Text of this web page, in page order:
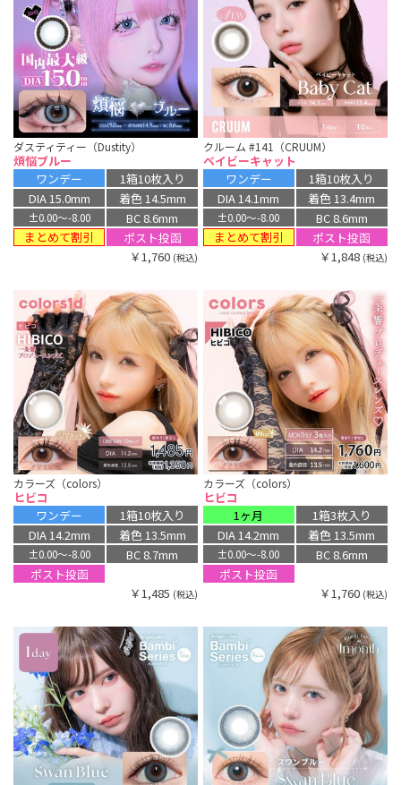
ダスティティー（Dustity）
煩悩ブルー
ワンデー
1箱10枚入り
DIA 15.0mm
着色 14.5mm
±0.00〜-8.00
BC 8.6mm
まとめて割引
ポスト投函
￥1,760 (税込)
クルーム #141（CRUUM）
ベイビーキャット
ワンデー
1箱10枚入り
DIA 14.1mm
着色 13.4mm
±0.00〜-8.00
BC 8.6mm
まとめて割引
ポスト投函
￥1,848 (税込)
カラーズ（colors）
ヒビコ
ワンデー
1箱10枚入り
DIA 14.2mm
着色 13.5mm
±0.00〜-8.00
BC 8.7mm
ポスト投函
￥1,485 (税込)
カラーズ（colors）
ヒビコ
1ヶ月
1箱3枚入り
DIA 14.2mm
着色 13.5mm
±0.00〜-8.00
BC 8.6mm
ポスト投函
￥1,760 (税込)